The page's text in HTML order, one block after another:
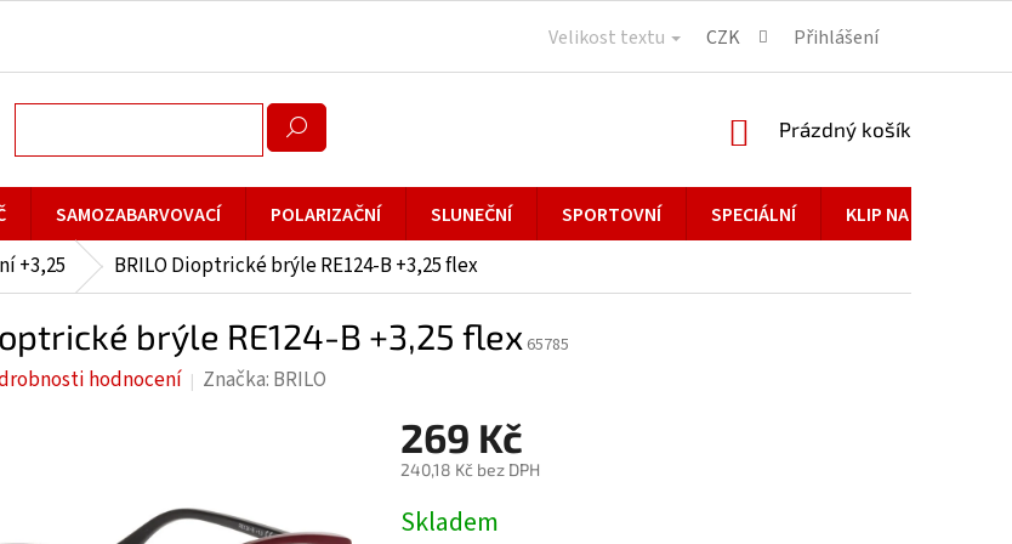
Velikost textu CZK Přihlášení
NÁKUPNÍ
Prázdný košík
SAMOZABARVOVACÍ POLARIZAČNÍ SLUNEČNÍ SPORTOVNÍ SPECIÁLNÍ KLIP NA BRÝLE
+3,25 BRILO Dioptrické brýle RE124-B +3,25 flex
brýle RE124-B +3,25 flex 65785
hodnocení Značka: BRILO
269 Kč
240,18 Kč bez DPH
Měrná
cena:
Skladem